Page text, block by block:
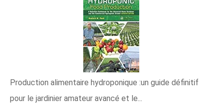
Production alimentaire hydroponique :un guide définitif
pour le jardinier amateur avancé et le...